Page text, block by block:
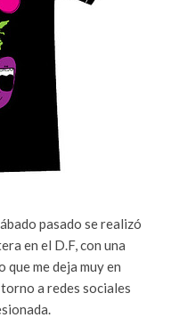
pasado se realizó
en el D.F, con una
me deja muy en
a redes sociales